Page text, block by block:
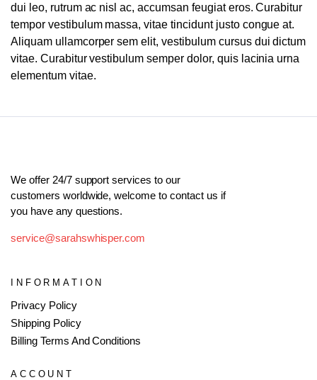
dui leo, rutrum ac nisl ac, accumsan feugiat eros. Curabitur
tempor vestibulum massa, vitae tincidunt justo congue at.
Aliquam ullamcorper sem elit, vestibulum cursus dui dictum
vitae. Curabitur vestibulum semper dolor, quis lacinia urna
elementum vitae.
We offer 24/7 support services to our
customers worldwide, welcome to contact us if
you have any questions.
service@sarahswhisper.com
INFORMATION
Privacy Policy
Shipping Policy
Billing Terms And Conditions
ACCOUNT